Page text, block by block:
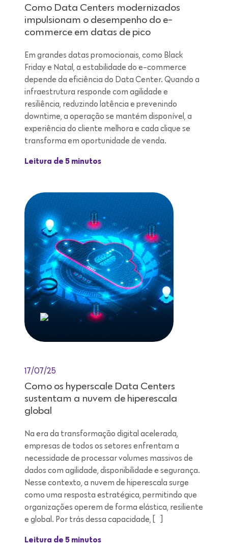
Como Data Centers modernizados
impulsionam o desempenho do e-
commerce em datas de pico
Em grandes datas promocionais, como Black
Friday e Natal, a estabilidade do e-commerce
depende da eficiência do Data Center. Quando a
infraestrutura responde com agilidade e
resiliência, reduzindo latência e prevenindo
downtime, a operação se mantém disponível, a
experiência do cliente melhora e cada clique se
transforma em oportunidade de venda.
Leitura de 5 minutos
17/07/25
Como os hyperscale Data Centers
sustentam a nuvem de hiperescala
global
Na era da transformação digital acelerada,
empresas de todos os setores enfrentam a
necessidade de processar volumes massivos de
dados com agilidade, disponibilidade e segurança.
Nesse contexto, a nuvem de hiperescala surge
como uma resposta estratégica, permitindo que
organizações operem de forma elástica, resiliente
e global. Por trás dessa capacidade, […]
Leitura de 5 minutos